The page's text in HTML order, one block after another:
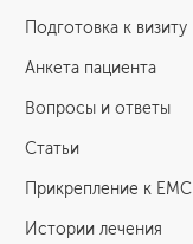
Подготовка к визиту
Анкета пациента
Вопросы и ответы
Статьи
Прикрепление к EMC
Истории лечения